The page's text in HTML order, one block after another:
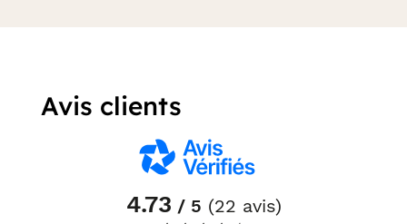
Avis clients
4.73 / 5 (22 avis)